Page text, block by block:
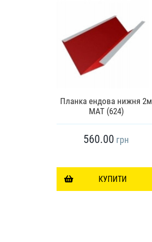
Планка ендова нижня 2м
МАТ (624)
560.00 грн
КУПИТИ